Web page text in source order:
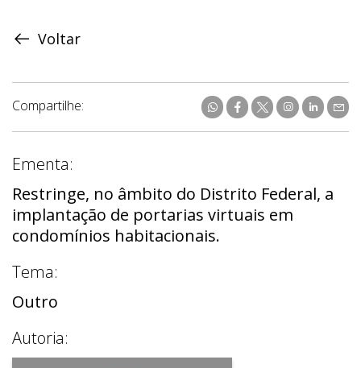
Voltar
Compartilhe:
Ementa:
Restringe, no âmbito do Distrito Federal, a
implantação de portarias virtuais em
condomínios habitacionais.
Tema:
Outro
Autoria: